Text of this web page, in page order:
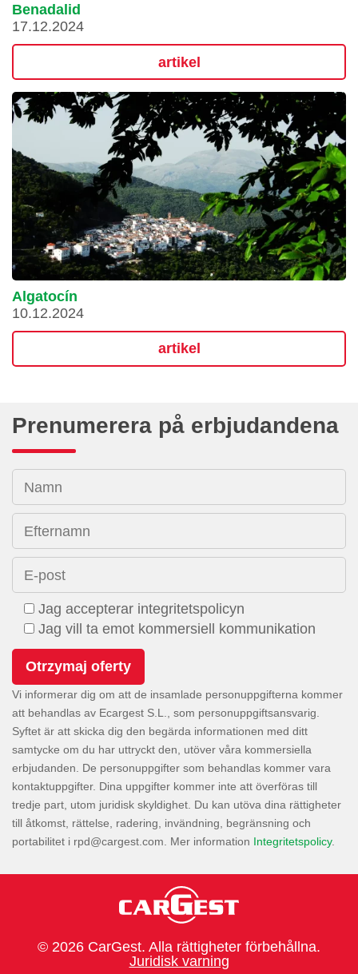
Benadalid
17.12.2024
artikel
Algatocín
10.12.2024
artikel
Prenumerera på erbjudandena
Namn
Efternamn
E-post
Jag accepterar integritetspolicyn
Jag vill ta emot kommersiell kommunikation
Vi informerar dig om att de insamlade personuppgifterna kommer
att behandlas av Ecargest S.L., som personuppgiftsansvarig.
Syftet är att skicka dig den begärda informationen med ditt
samtycke om du har uttryckt den, utöver våra kommersiella
erbjudanden. De personuppgifter som behandlas kommer vara
kontaktuppgifter. Dina uppgifter kommer inte att överföras till
tredje part, utom juridisk skyldighet. Du kan utöva dina rättigheter
till åtkomst, rättelse, radering, invändning, begränsning och
portabilitet i
. Mer information Integritetspolicy.
© 2026 CarGest. Alla rättigheter förbehållna.
Juridisk varning